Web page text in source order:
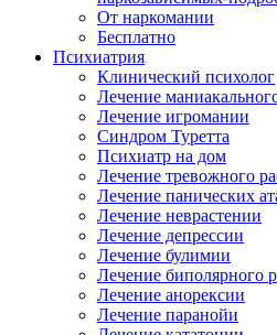
От наркомании
Бесплатно
Психиатрия
Клинический психолог
Лечение
Лечение игромании
Синдром Туретта
Психиатр на дом
Лечение тревожного
Лечение панических
Лечение неврастении
Лечение депрессии
Лечение булимии
Лечение биполярного
Лечение анорексии
Лечение паранойи